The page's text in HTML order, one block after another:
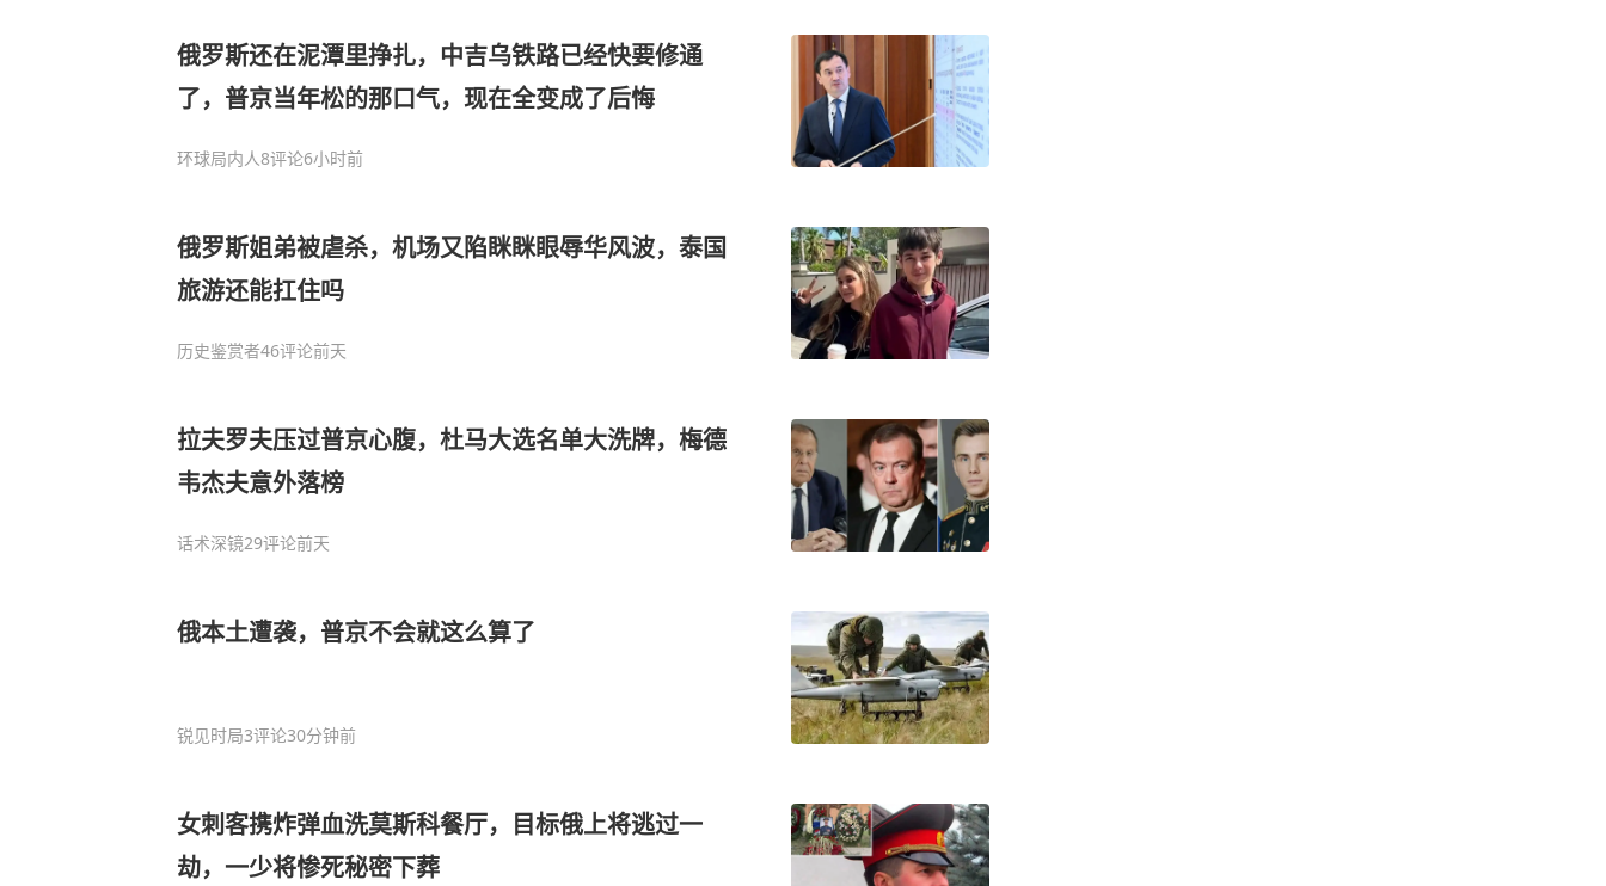
俄罗斯还在泥潭里挣扎，中吉乌铁路已经快要修通
了，普京当年松的那口气，现在全变成了后悔
环球局内人8评论6小时前
俄罗斯姐弟被虐杀，机场又陷眯眯眼辱华风波，泰国
旅游还能扛住吗
历史鉴赏者46评论前天
拉夫罗夫压过普京心腹，杜马大选名单大洗牌，梅德
韦杰夫意外落榜
话术深镜29评论前天
俄本土遭袭，普京不会就这么算了
锐见时局3评论30分钟前
女刺客携炸弹血洗莫斯科餐厅，目标俄上将逃过一
劫，一少将惨死秘密下葬